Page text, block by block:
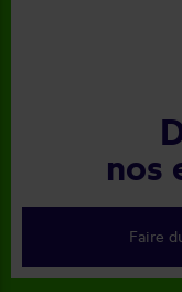
nos
Faire